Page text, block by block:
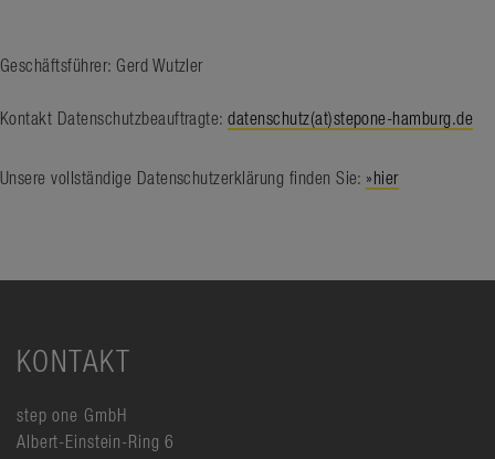
Geschäftsführer: Gerd Wutzler
Kontakt Datenschutzbeauftragte:datenschutz(at)stepone-hamburg.de
Unsere vollständige Datenschutzerklärung finden Sie: »hier
KONTAKT
step one GmbH
Albert-Einstein-Ring 6